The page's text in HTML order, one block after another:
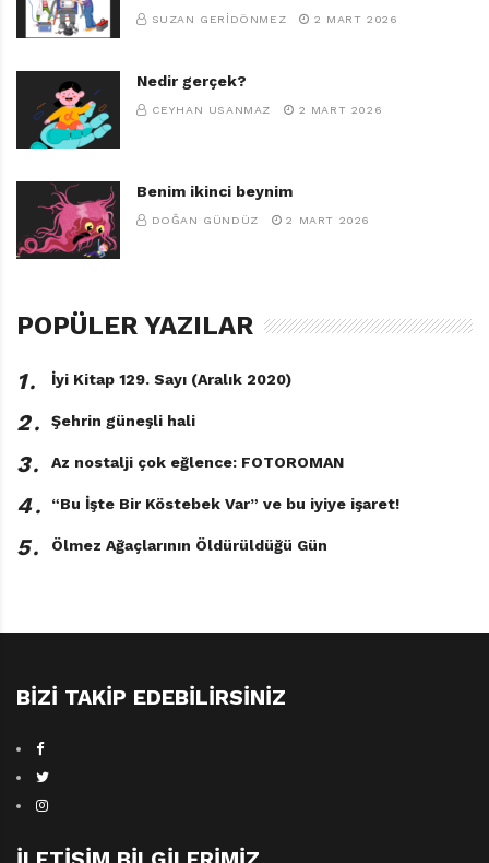
SUZAN GERIDÖNMEZ 2 MART 2026
Nedir gerçek?
CEYHAN USANMAZ 2 MART 2026
Benim ikinci beynim
DOĞAN GÜNDÜZ 2 MART 2026
POPÜLER YAZILAR
1․ İyi Kitap 129. Sayı (Aralık 2020)
2․ Şehrin güneşli hali
3․ Az nostalji çok eğlence: FOTOROMAN
4․ “Bu İşte Bir Köstebek Var” ve bu iyiye işaret!
5․ Ölmez Ağaçlarının Öldürüldüğü Gün
BIZI TAKIP EDEBILIRSINIZ